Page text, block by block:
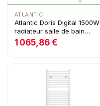
ATLANTIC
Atlantic Doris Digital 1500W
radiateur salle de bain
électrique avec ventilateur
1 065,86 €